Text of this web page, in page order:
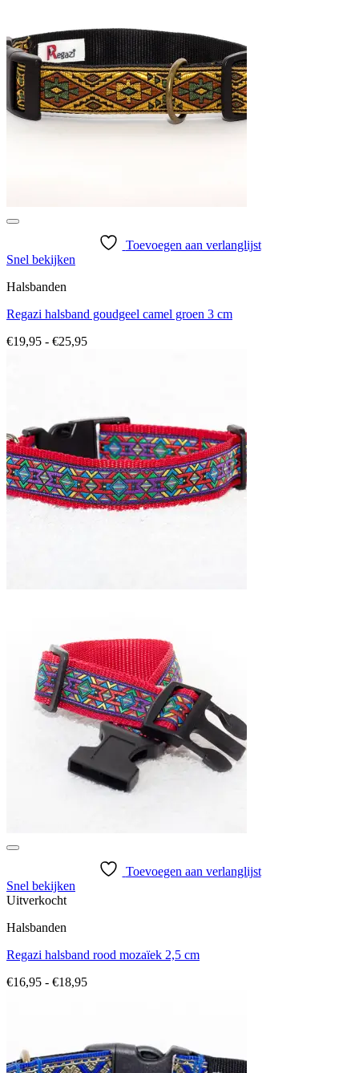
Toevoegen aan verlanglijst
Snel bekijken
Halsbanden
Regazi halsband goudgeel camel groen 3 cm
€19,95 - €25,95Prijsklasse:
Toevoegen aan verlanglijst
Snel bekijken
Uitverkocht
Halsbanden
Regazi halsband rood mozaïek 2,5 cm
€16,95 - €18,95Prijsklasse: